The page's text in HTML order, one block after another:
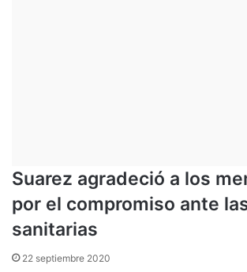
Suarez agradeció a los
por el compromiso ante
sanitarias
22 septiembre 2020